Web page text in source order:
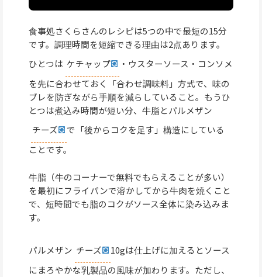
食事処さくらさんのレシピは5つの中で最短の15分
です。調理時間を短縮できる理由は2点あります。
ひとつは ケチャップ
・ウスターソース・コンソメ
を先に合わせておく「合わせ調味料」方式で、味の
ブレを防ぎながら手順を減らしていること。もうひ
とつは煮込み時間が短い分、牛脂とパルメザン
チーズ
で「後からコクを足す」構造にしている
ことです。
牛脂（牛のコーナーで無料でもらえることが多い）
を最初にフライパンで溶かしてから牛肉を焼くこと
で、短時間でも脂のコクがソース全体に染み込みま
す。
パルメザン チーズ
10gは仕上げに加えるとソース
にまろやかな乳製品の風味が加わります。ただし、